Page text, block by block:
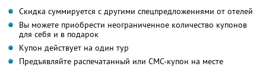
Скидка суммируется с другими спецпредложениями от отелей
Вы можете приобрести неограниченное количество купонов
для себя и в подарок
Купон действует на один тур
Предъявляйте распечатанный или СМС-купон на месте